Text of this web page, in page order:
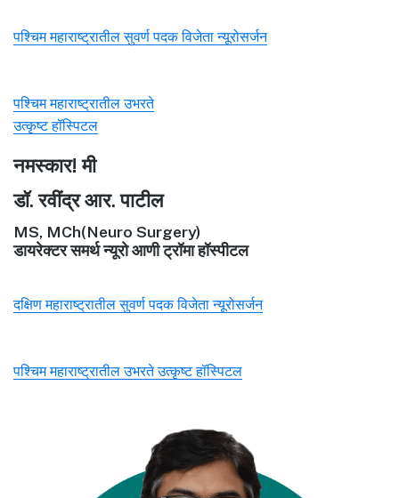
पश्चिम महाराष्ट्रातील सुवर्ण पदक विजेता न्यूरोसर्जन
पश्चिम महाराष्ट्रातील उभरते
उत्कृष्ट हॉस्पिटल
नमस्कार! मी
डॉ. रवींद्र आर. पाटील
MS, MCh(Neuro Surgery)
डायरेक्टर समर्थ न्यूरो आणी ट्रॉमा हॉस्पीटल
दक्षिण महाराष्ट्रातील सुवर्ण पदक विजेता न्यूरोसर्जन
पश्चिम महाराष्ट्रातील उभरते उत्कृष्ट हॉस्पिटल